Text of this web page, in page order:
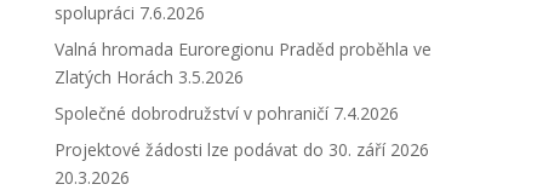
spolupráci 7.6.2026
Valná hromada Euroregionu Praděd proběhla ve
Zlatých Horách 3.5.2026
Společné dobrodružství v pohraničí 7.4.2026
Projektové žádosti lze podávat do 30. září 2026
20.3.2026